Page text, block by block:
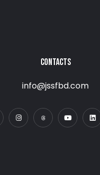
CONTACTS
info@jssfbd.com